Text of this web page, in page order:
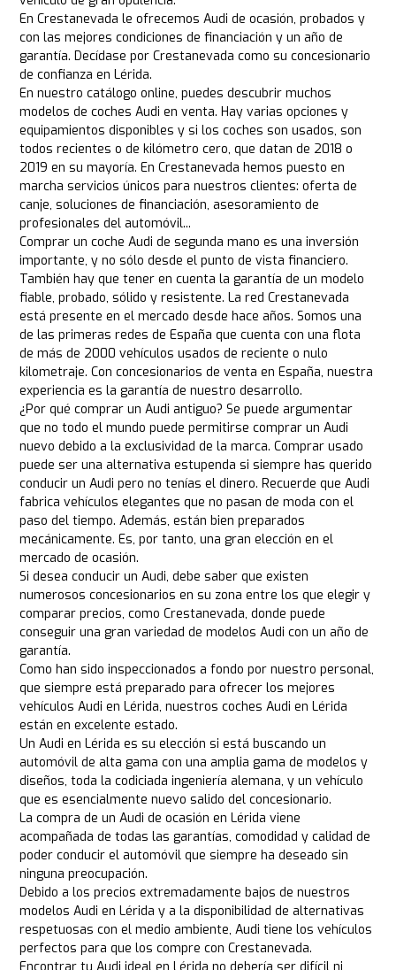
En Crestanevada le ofrecemos Audi de ocasión, probados y
con las mejores condiciones de financiación y un año de
garantía. Decídase por Crestanevada como su concesionario
de confianza en Lérida.
En nuestro catálogo online, puedes descubrir muchos
modelos de coches Audi en venta. Hay varias opciones y
equipamientos disponibles y si los coches son usados, son
todos recientes o de kilómetro cero, que datan de 2018 o
2019 en su mayoría. En Crestanevada hemos puesto en
marcha servicios únicos para nuestros clientes: oferta de
canje, soluciones de financiación, asesoramiento de
profesionales del automóvil...
Comprar un coche Audi de segunda mano es una inversión
importante, y no sólo desde el punto de vista financiero.
También hay que tener en cuenta la garantía de un modelo
fiable, probado, sólido y resistente. La red Crestanevada
está presente en el mercado desde hace años. Somos una
de las primeras redes de España que cuenta con una flota
de más de 2000 vehículos usados de reciente o nulo
kilometraje. Con concesionarios de venta en España, nuestra
experiencia es la garantía de nuestro desarrollo.
¿Por qué comprar un Audi antiguo? Se puede argumentar
que no todo el mundo puede permitirse comprar un Audi
nuevo debido a la exclusividad de la marca. Comprar usado
puede ser una alternativa estupenda si siempre has querido
conducir un Audi pero no tenías el dinero. Recuerde que Audi
fabrica vehículos elegantes que no pasan de moda con el
paso del tiempo. Además, están bien preparados
mecánicamente. Es, por tanto, una gran elección en el
mercado de ocasión.
Si desea conducir un Audi, debe saber que existen
numerosos concesionarios en su zona entre los que elegir y
comparar precios, como Crestanevada, donde puede
conseguir una gran variedad de modelos Audi con un año de
garantía.
Como han sido inspeccionados a fondo por nuestro personal,
que siempre está preparado para ofrecer los mejores
vehículos Audi en Lérida, nuestros coches Audi en Lérida
están en excelente estado.
Un Audi en Lérida es su elección si está buscando un
automóvil de alta gama con una amplia gama de modelos y
diseños, toda la codiciada ingeniería alemana, y un vehículo
que es esencialmente nuevo salido del concesionario.
La compra de un Audi de ocasión en Lérida viene
acompañada de todas las garantías, comodidad y calidad de
poder conducir el automóvil que siempre ha deseado sin
ninguna preocupación.
Debido a los precios extremadamente bajos de nuestros
modelos Audi en Lérida y a la disponibilidad de alternativas
respetuosas con el medio ambiente, Audi tiene los vehículos
perfectos para que los compre con Crestanevada.